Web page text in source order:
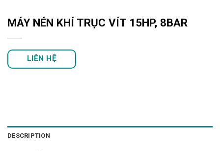
MÁY NÉN KHÍ TRỤC VÍT 15HP, 8BAR
LIÊN HỆ
DESCRIPTION